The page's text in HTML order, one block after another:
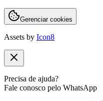
Gerenciar cookies
Assets by Icon8
Precisa de ajuda?
Fale conosco pelo WhatsApp